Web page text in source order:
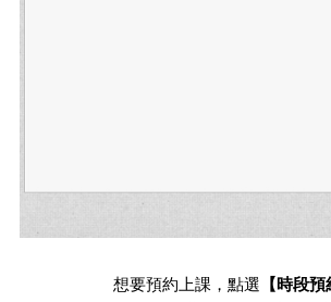
想要預約上課，點選 【時段預